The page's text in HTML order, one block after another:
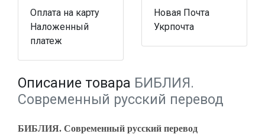
Оплата на карту
Наложенный
платеж
Новая Почта
Укрпочта
Описание товара БИБЛИЯ.
Современный русский перевод
БИБЛИЯ. Современный русский перевод